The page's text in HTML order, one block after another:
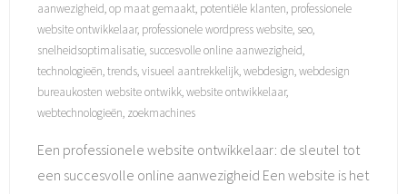
aanwezigheid,op maat gemaakt, potentiële klanten, professionele
website ontwikkelaar, professionele wordpress website, seo,
snelheidsoptimalisatie, succesvolle online aanwezigheid,
technologieën,trends,visueel aantrekkelijk,webdesign,webdesign
bureaukosten website ontwikk,website ontwikkelaar,
webtechnologieën, zoekmachines
Een professionele website ontwikkelaar: de sleutel tot
een succesvolle online aanwezigheid Een website is het